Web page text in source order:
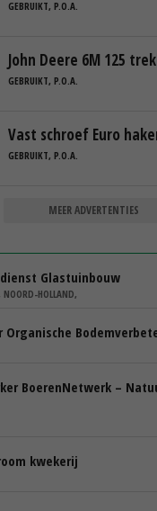
GEBRUIKT, P.O.A.
John Deere 6M 125
GEBRUIKT, P.O.A.
Vast schroef Euro
GEBRUIKT, P.O.A.
MEER ADVERTENTIES
Glastuinbouw
HOLLAND,
Organische
BoerenNetwerk –
kwekerij